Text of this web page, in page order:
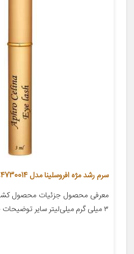
سرم رشد مژه افروسلینا مدل 4260294730014
معرفی محصول جزئیات محصول
۳ میلی گرم میلی‌لیتر سایر توضیحات – سرم رشد مژه – […]